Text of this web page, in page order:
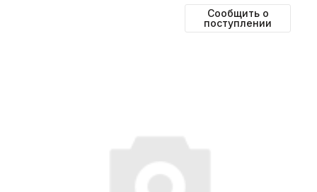
Сообщить о
поступлении